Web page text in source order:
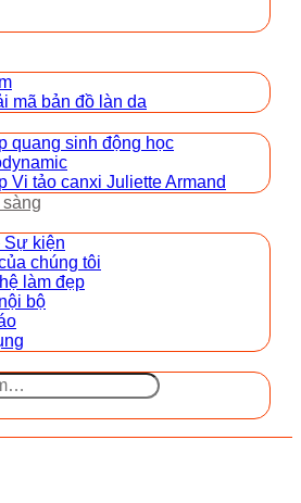
mã bản đồ làn da
quang sinh động học
Vi tảo canxi Juliette Armand
Sự kiện
chúng tôi
làm đẹp
bộ